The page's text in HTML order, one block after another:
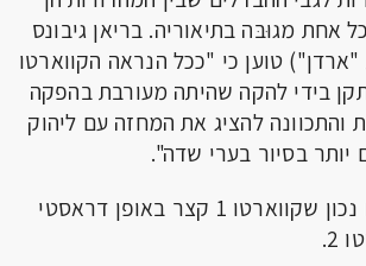
אחת מגוּבּה בתיאוריה. בריאן גיבונס
טוען כי "ככל הנראה הקווארטו
בידי להקה שהיתה מעורבת בהפקה
והתכוונה להציג את המחזה עם ליהוק
יותר בסיור בערי שדה".
ואמנם נכון שקווארטו 1 קצר באופן דראסטי
2.